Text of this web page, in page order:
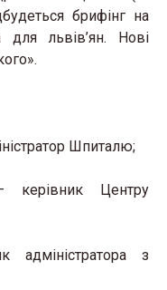
брифінг на
для львів’ян. Нові
Шпиталю;
Центру
з